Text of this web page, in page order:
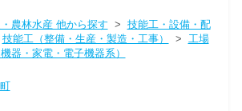
農林水産 他から探す > 技能工・設備・配
技能工（整備・生産・製造・工事） > 工場
器・家電・電子機器系）